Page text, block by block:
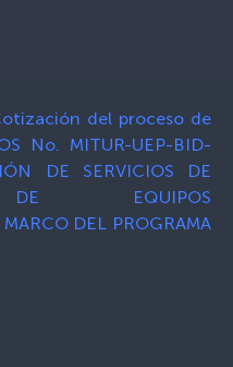
del proceso de
No. MITUR-UEP-BID-
DE SERVICIOS DE
DE EQUIPOS
DEL PROGRAMA